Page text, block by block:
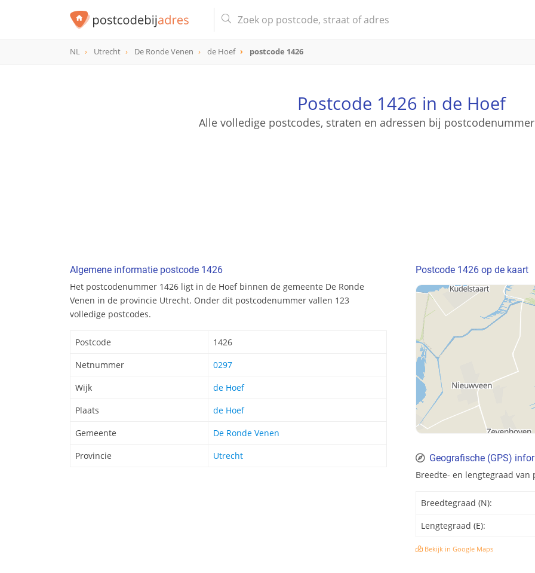
NL Utrecht De Ronde Venen de Hoef postcode 1426
Postcode 1426 in de Hoef
Alle volledige postcodes, straten en adressen bij
Algemene informatie postcode 1426
Het postcodenummer 1426 ligt in de Hoef binnen de gemeente De Ronde
Venen in de provincie Utrecht. Onder dit postcodenummer vallen 123
volledige postcodes.
Postcode
1426
Netnummer
0297
Wijk
de Hoef
Plaats
de Hoef
Gemeente
De Ronde Venen
Provincie
Utrecht
Postcode 1426 op de kaart
Geografische (GPS)
Breedte- en lengtegraad van
Breedtegraad (N):
Lengtegraad (E):
Bekijk in Google Maps